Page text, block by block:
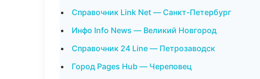
Справочник Link Net — Санкт-Петербург
Инфо Info News — Великий Новгород
Справочник 24 Line — Петрозаводск
Город Pages Hub — Череповец